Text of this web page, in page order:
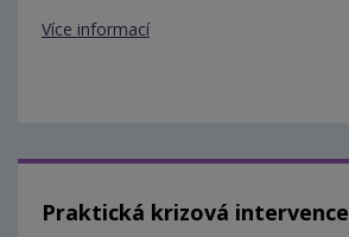
Více informací
Praktická krizová intervence